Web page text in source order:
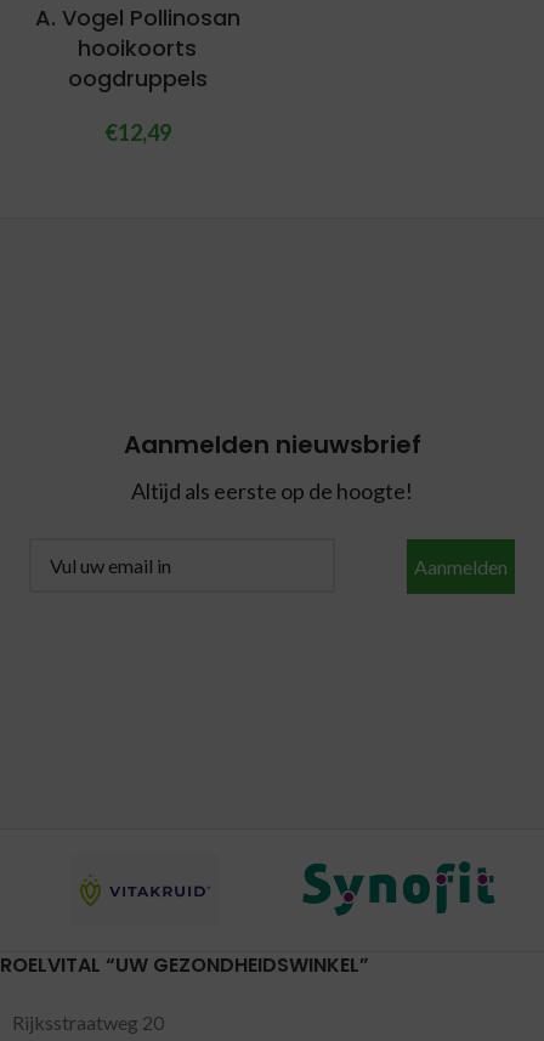
A. Vogel Pollinosan
hooikoorts
oogdruppels
€12,49
Aanmelden nieuwsbrief
Altijd als eerste op de hoogte!
Aanmelden
ROELVITAL “UW GEZONDHEIDSWINKEL”
Rijksstraatweg 20